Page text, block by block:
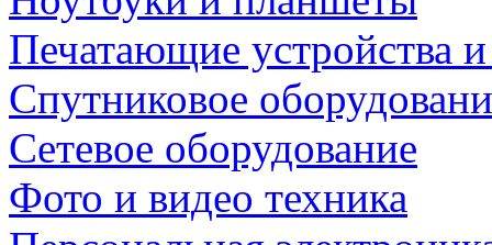
Печатающие устройства
Спутниковое
Сетевое оборудование
Фото и видео техника